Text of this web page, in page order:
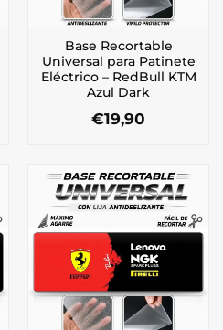
Base Recortable
Universal para Patinete
Eléctrico – RedBull KTM
Azul Dark
€19,90